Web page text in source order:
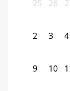
25 26
2 3 4
9 10